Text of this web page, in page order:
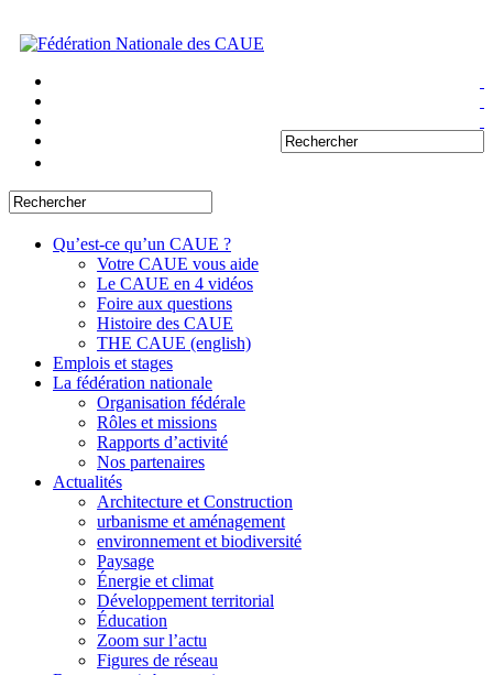
Qu’est-ce qu’un CAUE ?
Votre CAUE vous aide
Le CAUE en 4 vidéos
Foire aux questions
Histoire des CAUE
THE CAUE (english)
Emplois et stages
La fédération nationale
Organisation fédérale
Rôles et missions
Rapports d’activité
Nos partenaires
Actualités
Architecture et Construction
urbanisme et aménagement
environnement et biodiversité
Paysage
Énergie et climat
Développement territorial
Éducation
Zoom sur l’actu
Figures de réseau